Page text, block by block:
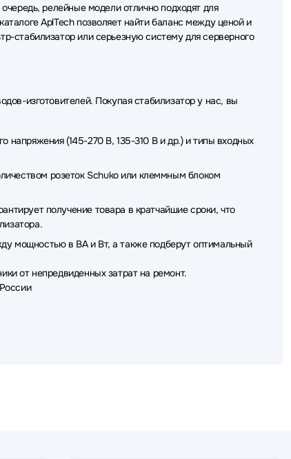
релейные модели отлично подходят для
AplTech позволяет найти баланс между ценой и
стабилизатор или серьезную систему для серверного
изготовителей. Покупая стабилизатор у нас, вы
напряжения (145-270 В, 135-310 В и др.) и типы входных
розеток Schuko или клеммным блоком
получение товара в кратчайшие сроки, что
мощностью в ВА и Вт, а также подберут оптимальный
от непредвиденных затрат на ремонт.